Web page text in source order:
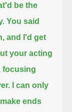
be the
You said
and I'd get
your acting
focusing
I can only
ends